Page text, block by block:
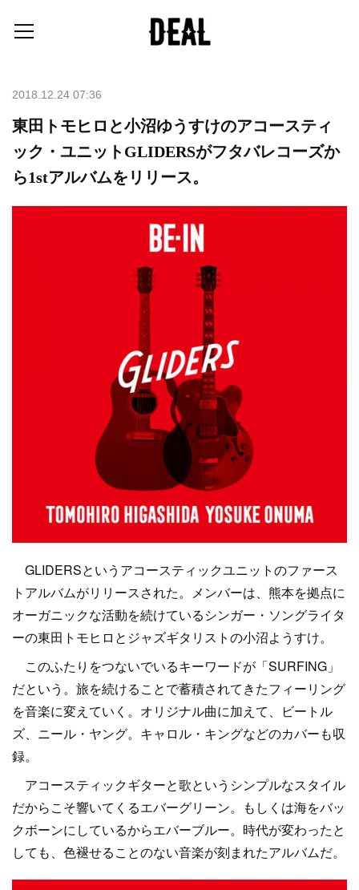
2018.12.24 07:36
東田トモヒロと小沼ゆうすけのアコースティ
ック・ユニットGLIDERSがフタバレコーズか
ら1stアルバムをリリース。
GLIDERSというアコースティックユニットのファース
トアルバムがリリースされた。メンバーは、熊本を拠点に
オーガニックな活動を続けているシンガー・ソングライタ
ーの東田トモヒロとジャズギタリストの小沼ようすけ。
このふたりをつないでいるキーワードが「SURFING」
だという。旅を続けることで蓄積されてきたフィーリング
を音楽に変えていく。オリジナル曲に加えて、ビートル
ズ、ニール・ヤング。キャロル・キングなどのカバーも収
録。
アコースティックギターと歌というシンプルなスタイル
だからこそ響いてくるエバーグリーン。もしくは海をバッ
クボーンにしているからエバーブルー。時代が変わったと
しても、色褪せることのない音楽が刻まれたアルバムだ。